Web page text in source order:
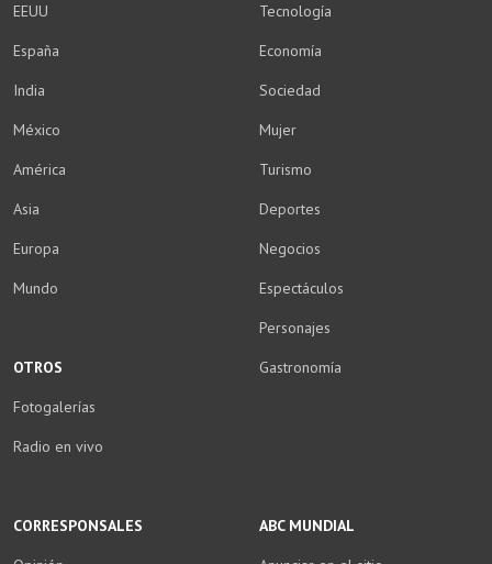
EEUU
España
India
México
América
Asia
Europa
Mundo
Tecnología
Economía
Sociedad
Mujer
Turismo
Deportes
Negocios
Espectáculos
Personajes
Gastronomía
CORRESPONSALES
OTROS
Fotogalerías
Radio en vivo
ABC MUNDIAL